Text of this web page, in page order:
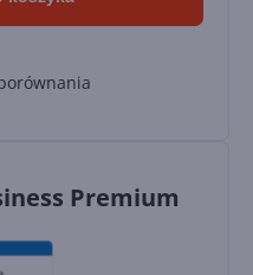
Premium